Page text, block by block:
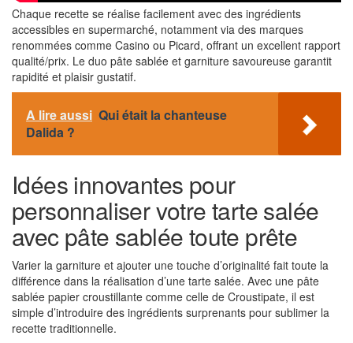
Chaque recette se réalise facilement avec des ingrédients
accessibles en supermarché, notamment via des marques
renommées comme Casino ou Picard, offrant un excellent rapport
qualité/prix. Le duo pâte sablée et garniture savoureuse garantit
rapidité et plaisir gustatif.
A lire aussi Qui était la chanteuse
Dalida ?
Idées innovantes pour
personnaliser votre tarte salée
avec pâte sablée toute prête
Varier la garniture et ajouter une touche d’originalité fait toute la
différence dans la réalisation d’une tarte salée. Avec une pâte
sablée papier croustillante comme celle de Croustipate, il est
simple d’introduire des ingrédients surprenants pour sublimer la
recette traditionnelle.